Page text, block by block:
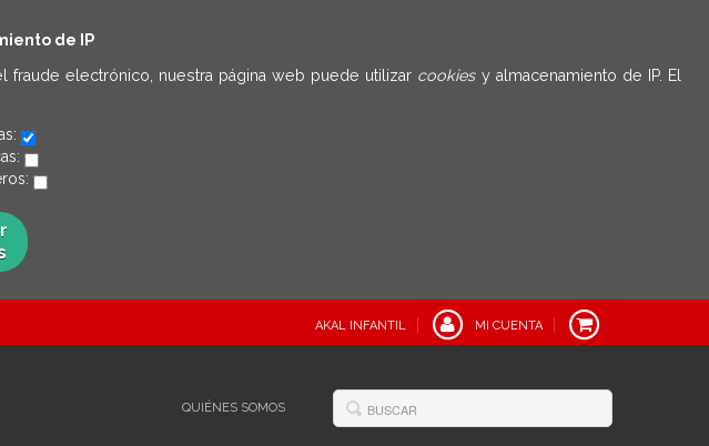
de IP
electrónico, nuestra página web puede utilizar cookies y almacenamiento de IP. El
AKAL INFANTIL MI CUENTA
QUIÉNES SOMOS